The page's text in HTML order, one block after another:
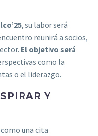
, su labor será
reunirá a socios,
El objetivo será
como la
o el liderazgo.
Y
una cita